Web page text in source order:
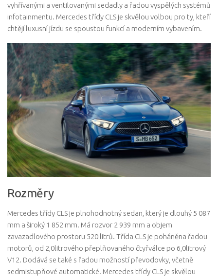
vyhřívanými a ventilovanými sedadly a řadou vyspělých systémů
infotainmentu. Mercedes třídy CLS je skvělou volbou pro ty, kteří
chtějí luxusní jízdu se spoustou funkcí a moderním vybavením.
Rozměry
Mercedes třídy CLS je plnohodnotný sedan, který je dlouhý 5 087
mm a široký 1 852 mm. Má rozvor 2 939 mm a objem
zavazadlového prostoru 520 litrů. Třída CLS je poháněna řadou
motorů, od 2,0litrového přeplňovaného čtyřválce po 6,0litrový
V12. Dodává se také s řadou možností převodovky, včetně
sedmistupňové automatické. Mercedes třídy CLS je skvělou